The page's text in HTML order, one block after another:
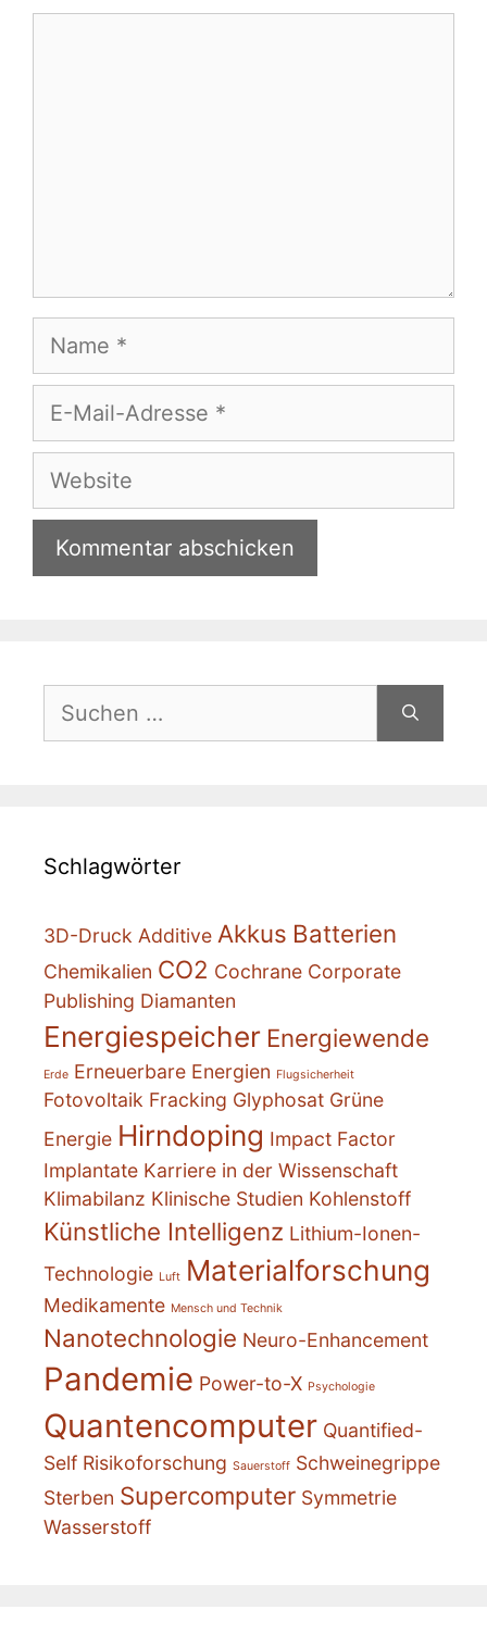
Name
E-
Adresse
Website
nach:
Schlagwörter
3D-Druck Additive Akkus Batterien
Chemikalien CO2 Cochrane Corporate
Publishing Diamanten
Energiespeicher Energiewende
Erde Erneuerbare Energien Flugsicherheit
Fotovoltaik Fracking Glyphosat Grüne
Energie Hirndoping Impact Factor
Implantate Karriere in der Wissenschaft
Klimabilanz Klinische Studien Kohlenstoff
Künstliche Intelligenz Lithium-Ionen-
Technologie Luft Materialforschung
Medikamente Mensch und Technik
Nanotechnologie Neuro-Enhancement
Pandemie Power-to-X Psychologie
Quantencomputer Quantified-
Self Risikoforschung Sauerstoff Schweinegrippe
Sterben Supercomputer Symmetrie
Wasserstoff